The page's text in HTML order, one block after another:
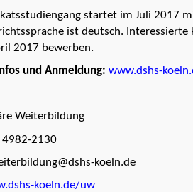
startet im Juli 2017
ist deutsch. Interessierte
2017 bewerben.
und Anmeldung: www.dshs-
Weiterbildung
4982-2130
koeln.de
koeln.de/uw